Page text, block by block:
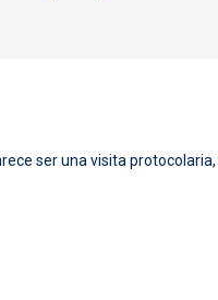
ser una visita